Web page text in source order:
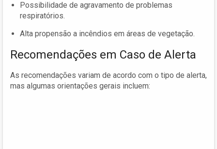
Possibilidade de agravamento de problemas
respiratórios.
Alta propensão a incêndios em áreas de vegetação.
Recomendações em Caso de Alerta
As recomendações variam de acordo com o tipo de alerta,
mas algumas orientações gerais incluem: